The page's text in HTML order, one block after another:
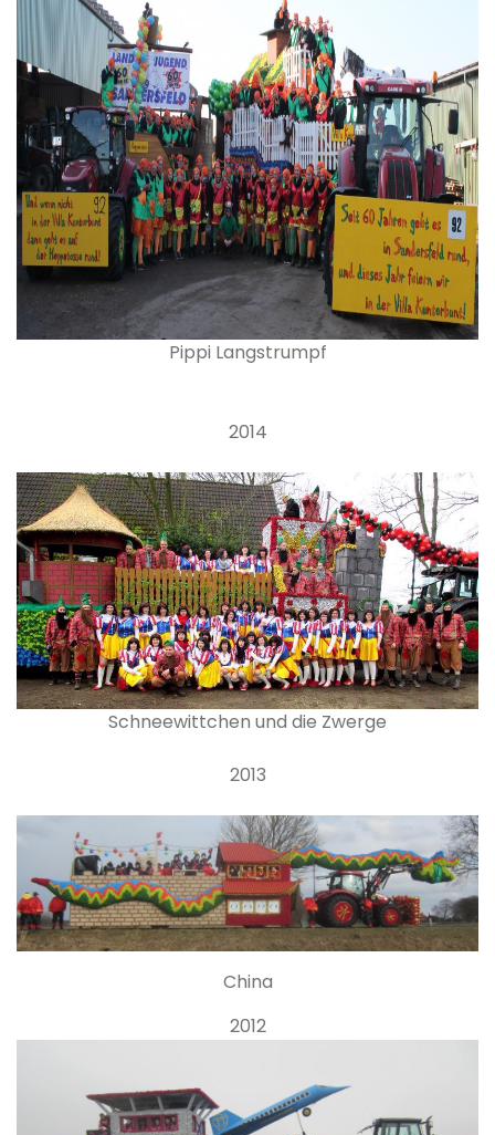
Pippi Langstrumpf
2014
Schneewittchen und die Zwerge
2013
China
2012